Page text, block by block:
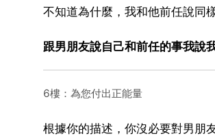
不知道為什麼，我和他前任說同
跟男朋友說自己和前任的事我說
6樓：為您付出正能量
根據你的描述，你沒必要對男朋